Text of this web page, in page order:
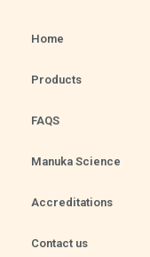
Home
Products
FAQS
Manuka Science
Accreditations
Contact us